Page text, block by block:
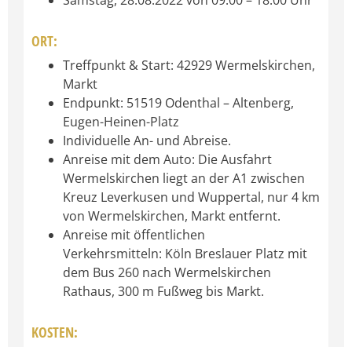
ORT:
Treffpunkt & Start: 42929 Wermelskirchen,
Markt
Endpunkt: 51519 Odenthal – Altenberg,
Eugen-Heinen-Platz
Individuelle An- und Abreise.
Anreise mit dem Auto: Die Ausfahrt
Wermelskirchen liegt an der A1 zwischen
Kreuz Leverkusen und Wuppertal, nur 4 km
von Wermelskirchen, Markt entfernt.
Anreise mit öffentlichen
Verkehrsmitteln: Köln Breslauer Platz mit
dem Bus 260 nach Wermelskirchen
Rathaus, 300 m Fußweg bis Markt.
KOSTEN: